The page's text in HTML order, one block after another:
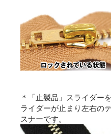
＊「止製品」スライダー
ライダーが止まり左右の
スナーです。